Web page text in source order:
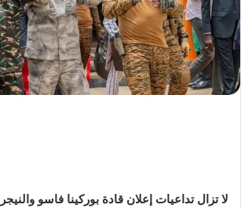
لا تزال تداعيات إعلان قادة بوركينا فاسو